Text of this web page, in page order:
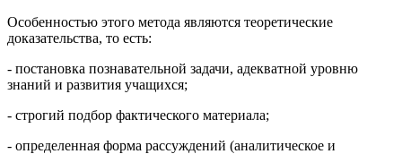
Особенностью этого метода являются теоретические
доказательства, то есть:
- постановка познавательной задачи, адекватной уровню
знаний и развития учащихся;
- строгий подбор фактического материала;
- определенная форма рассуждений (аналитическое и